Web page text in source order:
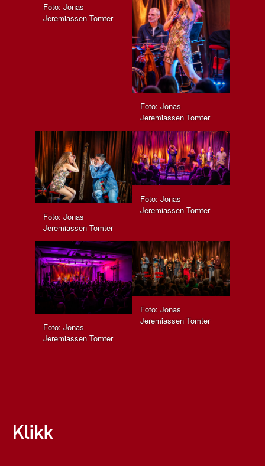
Foto: Jonas
Jeremiassen Tomter
Foto: Jonas
Jeremiassen Tomter
Foto: Jonas
Jeremiassen Tomter
Foto: Jonas
Jeremiassen Tomter
Foto: Jonas
Jeremiassen Tomter
Foto: Jonas
Jeremiassen Tomter
Klikk